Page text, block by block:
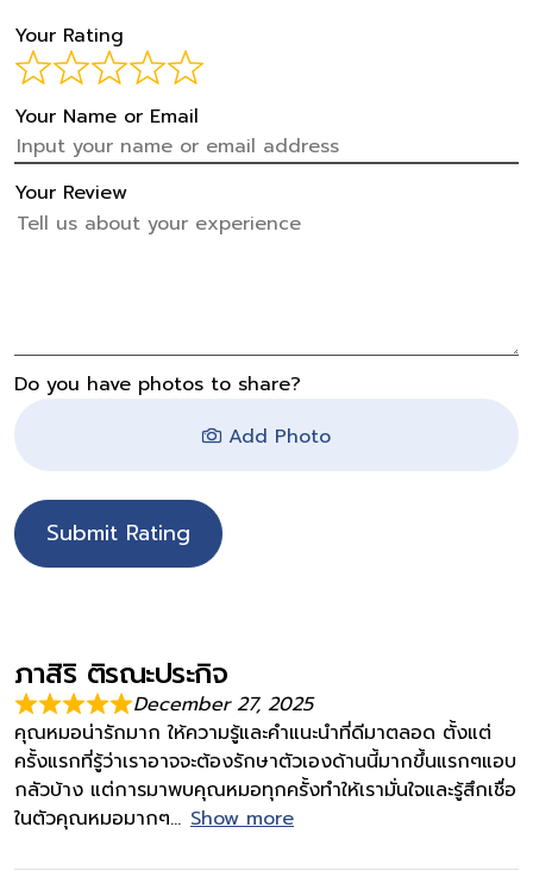
Your Rating
Your Name or Email
Your Review
Do you have photos to share?
Add Photo
Submit Rating
ภาสิริ ติรณะประกิจ
December 27, 2025
คุณหมอน่ารักมาก ให้ความรู้และคำแนะนำที่ดีมาตลอด ตั้งแต่
ครั้งแรกที่รู้ว่าเราอาจจะต้องรักษาตัวเองด้านนี้มากขึ้นแรกๆแอบ
กลัวบ้าง แต่การมาพบคุณหมอทุกครั้งทำให้เรามั่นใจและรู้สึกเชื่อ
ในตัวคุณหมอมากๆ
Show more